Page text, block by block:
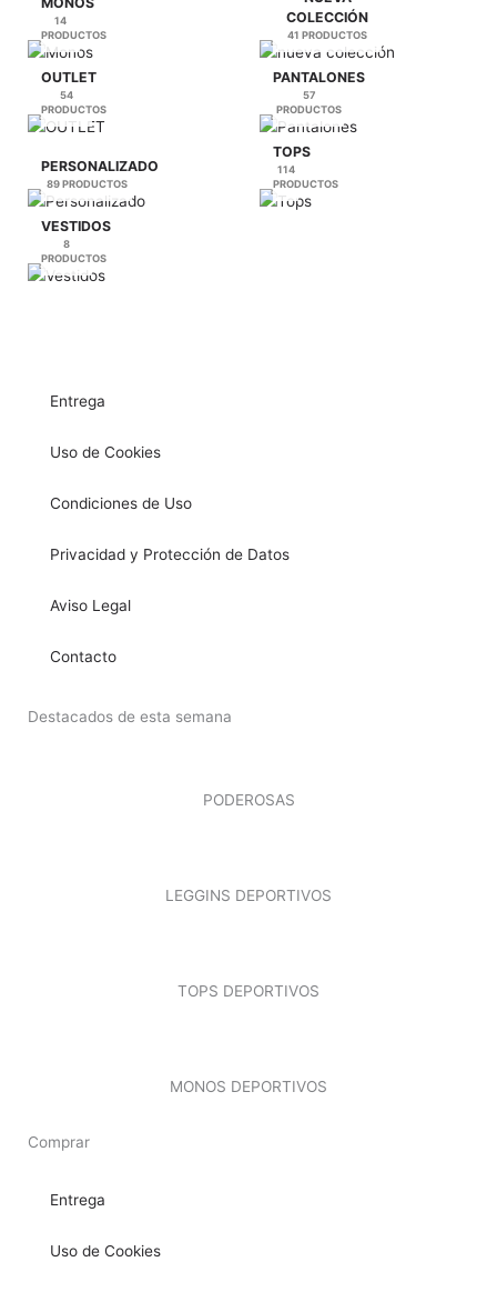
14
PRODUCTOS
COLECCIÓN
41 PRODUCTOS
OUTLET
54
PRODUCTOS
PANTALONES
57
PRODUCTOS
PERSONALIZADO
89 PRODUCTOS
TOPS
114
PRODUCTOS
VESTIDOS
8
PRODUCTOS
Entrega
Uso de Cookies
Condiciones de Uso
Privacidad y Protección de Datos
Aviso Legal
Contacto
Destacados de esta semana
PODEROSAS
LEGGINS DEPORTIVOS
TOPS DEPORTIVOS
MONOS DEPORTIVOS
Comprar
Entrega
Uso de Cookies